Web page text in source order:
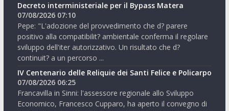
Decreto interministeriale per il Bypass Matera
07/08/2026 07:10
Pepe: "L'adozione del provvedimento che d? parere
positivo alla compatibilit? ambientale conferma il regolare
sviluppo dell'iter autorizzativo. Un risultato che d?
continuit? a un percorso ...
IV Centenario delle Reliquie dei Santi Felice e Policarpo
07/08/2026 06:25
Francavilla in Sinni: l'assessore regionale allo Sviluppo
Economico, Francesco Cupparo, ha aperto il convegno di